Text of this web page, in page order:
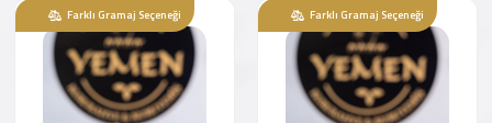
Farklı Gramaj Seçeneği Farklı Gramaj Seçeneği